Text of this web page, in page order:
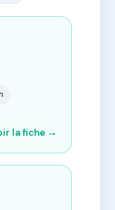
la fiche →